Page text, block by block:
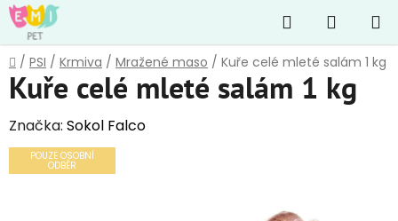
Přejít
na
obsah
Hledat
KOŠÍK
Domů
/ PSI / Krmiva / Mražené maso / Kuře celé mleté salám 1 kg
Kuře celé mleté salám 1 kg
Značka: Sokol Falco
POUZE OSOBNÍ
ODBĚR